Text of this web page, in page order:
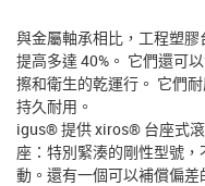
與金屬軸承相比，工程塑
提高多達 40%。 它們還可
擦和衛生的乾運行。 它們
持久耐用。
igus® 提供 xiros® 台座式
座：特別緊湊的剛性型號
動。還有一個可以補償偏差